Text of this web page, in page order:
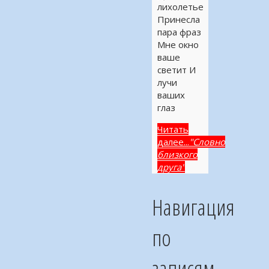
лихолетье
Принесла
пара фраз
Мне окно
ваше
светит И
лучи
ваших
глаз
Читать
далее... "Словно
близкого
друга"
Навигация
по